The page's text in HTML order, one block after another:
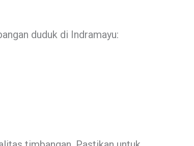
duduk di Indramayu: